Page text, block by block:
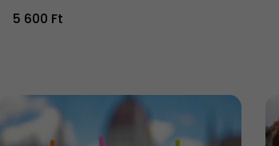
5 600 Ft